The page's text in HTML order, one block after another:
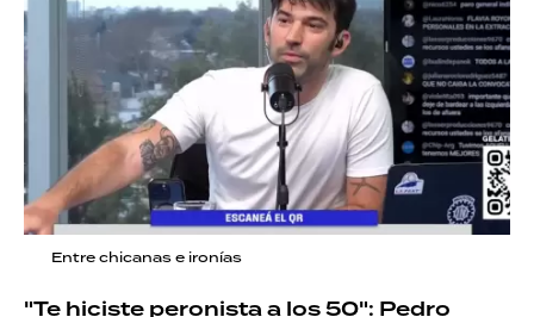
Entre chicanas e ironías
"Te hiciste peronista a los 50": Pedro